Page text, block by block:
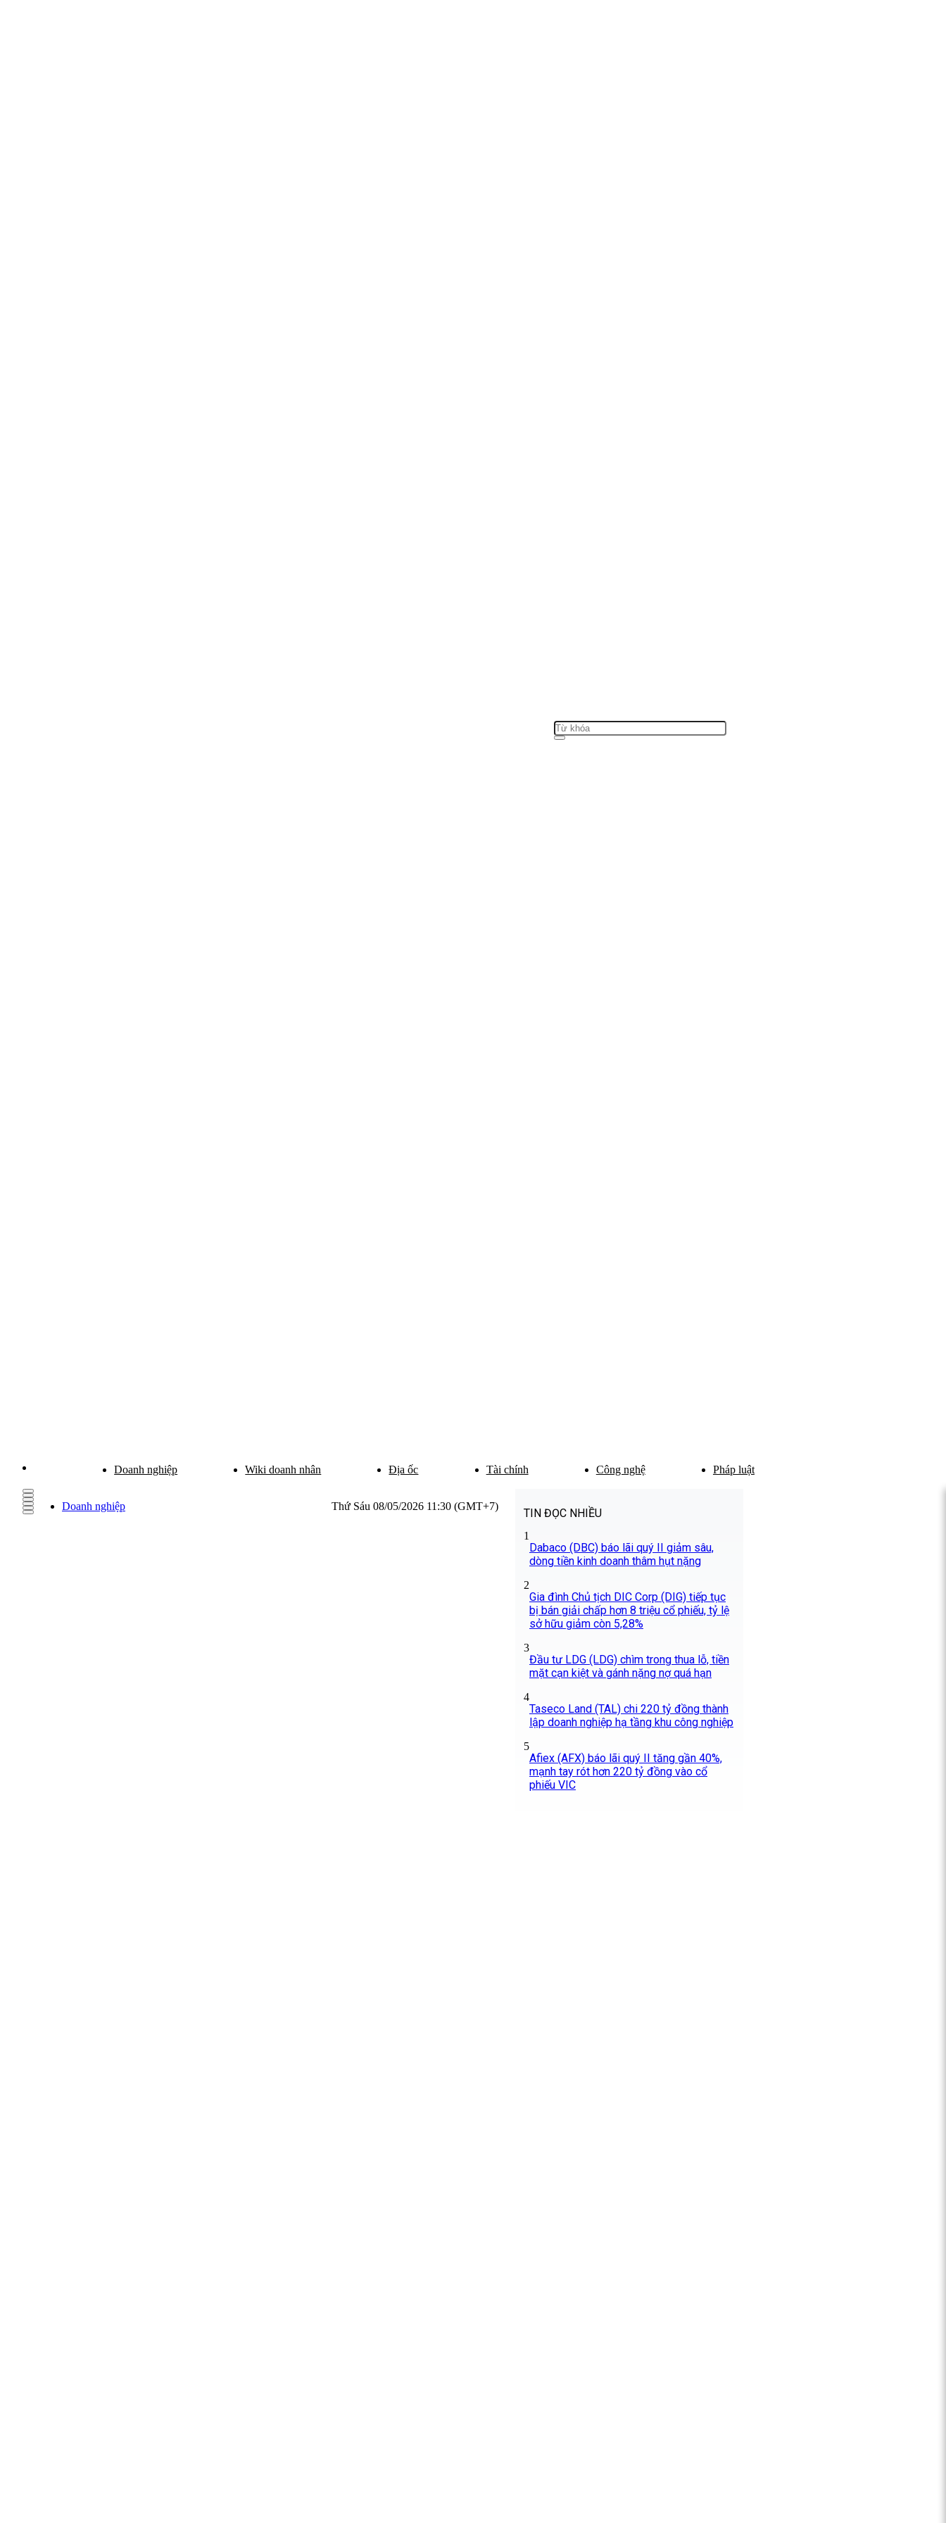
Doanh nghiệp Wiki doanh nhân Địa ốc Tài chính Công nghệ Pháp luật
Doanh nghiệp Thứ Sáu 08/05/2026 11:30 (GMT+7)
TIN ĐỌC NHIỀU
1
Dabaco (DBC) báo lãi quý II giảm sâu,
dòng tiền kinh doanh thâm hụt nặng
2
Gia đình Chủ tịch DIC Corp (DIG) tiếp tục
bị bán giải chấp hơn 8 triệu cổ phiếu, tỷ lệ
sở hữu giảm còn 5,28%
3
Đầu tư LDG (LDG) chìm trong thua lỗ, tiền
mặt cạn kiệt và gánh nặng nợ quá hạn
4
Taseco Land (TAL) chi 220 tỷ đồng thành
lập doanh nghiệp hạ tầng khu công nghiệp
5
Afiex (AFX) báo lãi quý II tăng gần 40%,
mạnh tay rót hơn 220 tỷ đồng vào cổ
phiếu VIC